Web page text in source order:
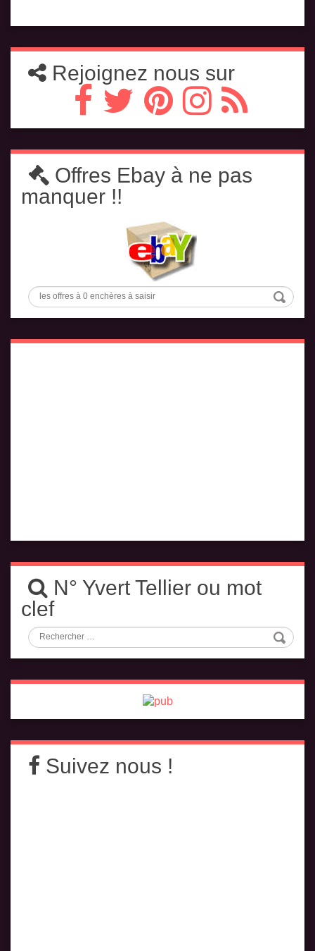
Rejoignez nous sur
Offres Ebay à ne pas
manquer !!
N° Yvert Tellier ou mot
clef
Suivez nous !